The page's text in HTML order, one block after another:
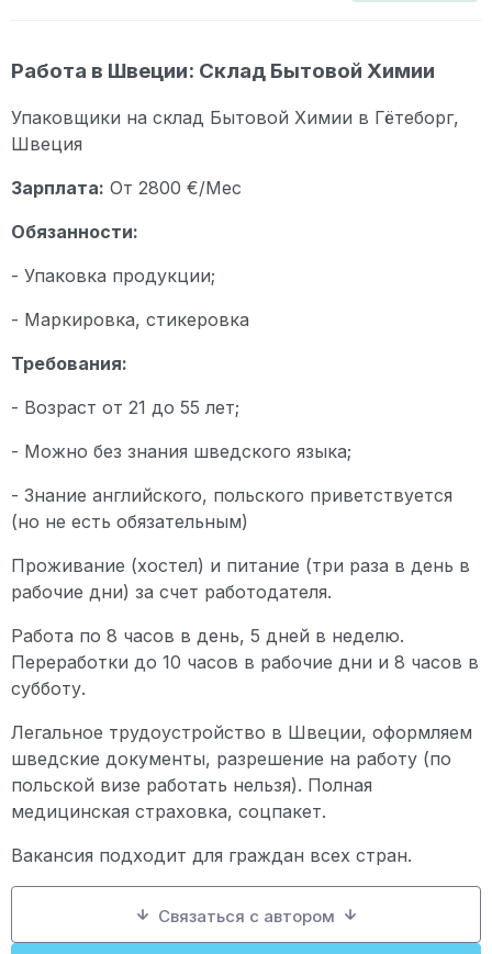
Работа в Швеции: Склад Бытовой Химии
Упаковщики на склад Бытовой Химии в Гётеборг,
Швеция
Зарплата: От 2800 €/Мес
Обязанности:
- Упаковка продукции;
- Маркировка, стикеровка
Требования:
- Возраст от 21 до 55 лет;
- Можно без знания шведского языка;
- Знание английского, польского приветствуется
(но не есть обязательным)
Проживание (хостел) и питание (три раза в день в
рабочие дни) за счет работодателя.
Работа по 8 часов в день, 5 дней в неделю.
Переработки до 10 часов в рабочие дни и 8 часов в
субботу.
Легальное трудоустройство в Швеции, оформляем
шведские документы, разрешение на работу (по
польской визе работать нельзя). Полная
медицинская страховка, соцпакет.
Вакансия подходит для граждан всех стран.
Связаться с автором